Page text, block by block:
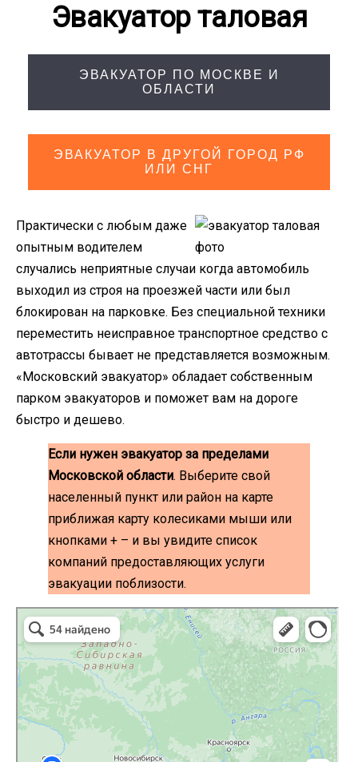
Эвакуатор таловая
ЭВАКУАТОР ПО МОСКВЕ И
ОБЛАСТИ
ЭВАКУАТОР В ДРУГОЙ ГОРОД РФ
ИЛИ СНГ
Практически с любым даже
опытным водителем
случались неприятные случаи когда автомобиль
выходил из строя на проезжей части или был
блокирован на парковке. Без специальной техники
переместить неисправное транспортное средство с
автотрассы бывает не представляется возможным.
«Московский эвакуатор» обладает собственным
парком эвакуаторов и поможет вам на дороге
быстро и дешево.
Если нужен эвакуатор за пределами
Московской области. Выберите свой
населенный пункт или район на карте
приближая карту колесиками мыши или
кнопками + – и вы увидите список
компаний предоставляющих услуги
эвакуации поблизости.
Волоколамск